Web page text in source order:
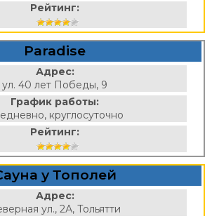
Рейтинг:
Paradise
Адрес:
ул. 40 лет Победы, 9
График работы:
круглосуточно
Рейтинг:
у Тополей
Адрес:
ул., 2А, Тольятти